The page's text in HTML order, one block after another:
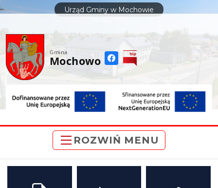
treści
Urząd Gminy w Mochowie
Gmina
Mochowo
ROZWIŃ MENU